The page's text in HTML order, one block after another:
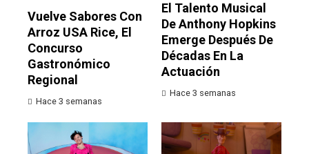
Vuelve Sabores Con
Arroz USA Rice, El
Concurso
Gastronómico
Regional
Hace 3 semanas
El Talento Musical
De Anthony Hopkins
Emerge Después De
Décadas En La
Actuación
Hace 3 semanas